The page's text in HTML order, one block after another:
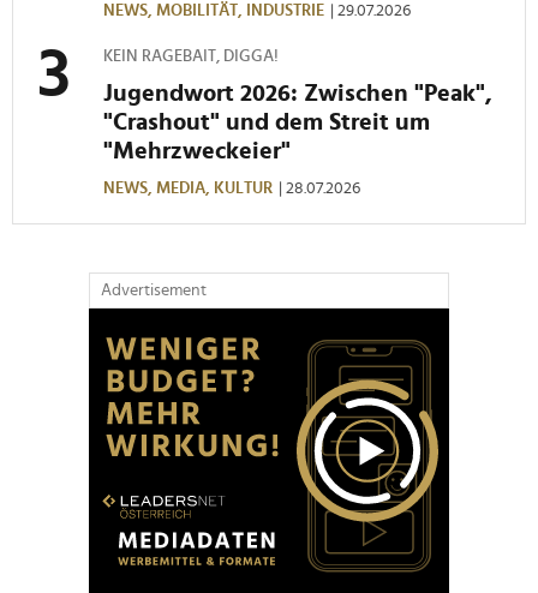
NEWS, MOBILITÄT, INDUSTRIE | 29.07.2026
KEIN RAGEBAIT, DIGGA!
Jugendwort 2026: Zwischen "Peak",
"Crashout" und dem Streit um
"Mehrzweckeier"
NEWS, MEDIA, KULTUR | 28.07.2026
Advertisement